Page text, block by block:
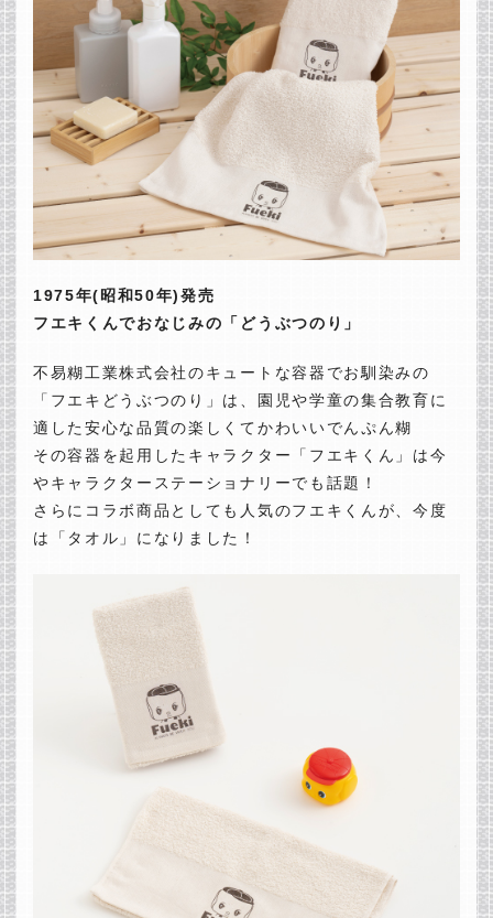
1975年(昭和50年)発売
フエキくんでおなじみの「どうぶつのり」
不易糊工業株式会社のキュートな容器でお馴染みの
「フエキどうぶつのり」は、園児や学童の集合教育に
適した安心な品質の楽しくてかわいいでんぷん糊
その容器を起用したキャラクター「フエキくん」は今
やキャラクターステーショナリーでも話題！
さらにコラボ商品としても人気のフエキくんが、今度
は「タオル」になりました！